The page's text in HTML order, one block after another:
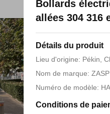
Bollards
allées 304 316
Détails du produit
Lieu d'origine: Pékin,
Nom de marque: ZASP
Numéro de modèle:
Conditions de